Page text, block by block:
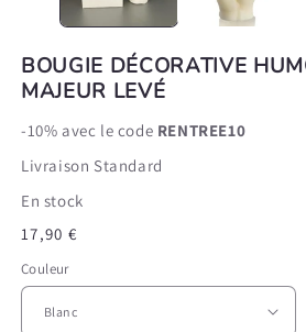
BOUGIE DÉCORATIVE
MAJEUR LEVÉ
-10% avec le code RENTREE10
Livraison Standard
En stock
Prix
habituel
17,90 €
Couleur